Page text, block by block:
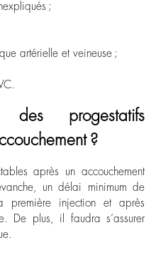
;
artérielle et veineuse ;
des progestatifs
?
après un accouchement
un délai minimum de
première injection et après
De plus, il faudra s’assurer